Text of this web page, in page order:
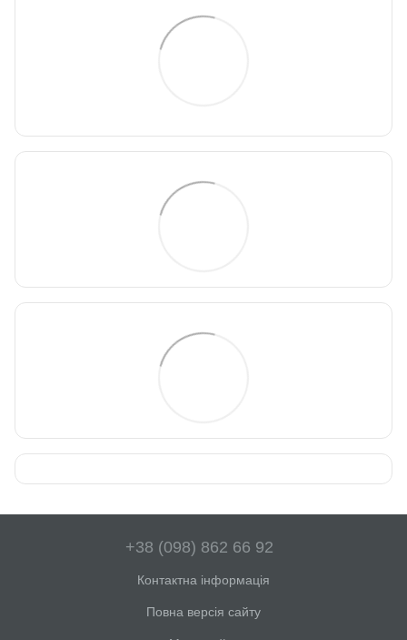
+38 (098) 862 66 92
Контактна інформація
Повна версія сайту